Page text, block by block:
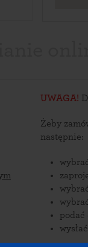
UWAGA!
Żeby
następnie:
podać